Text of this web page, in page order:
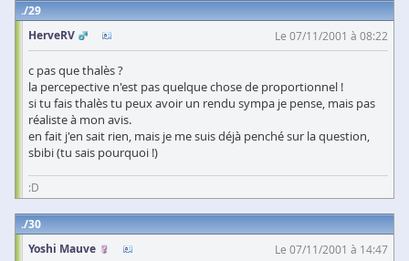
29
HerveRV
Le 07/11/2001 à 08:22
c pas que thalès ?
la percepective n'est pas quelque chose de proportionnel !
si tu fais thalès tu peux avoir un rendu sympa je pense, mais pas
réaliste à mon avis.
en fait j'en sait rien, mais je me suis déjà penché sur la question,
sbibi (tu sais pourquoi !)
:D
30
Yoshi Mauve
Le 07/11/2001 à 14:47